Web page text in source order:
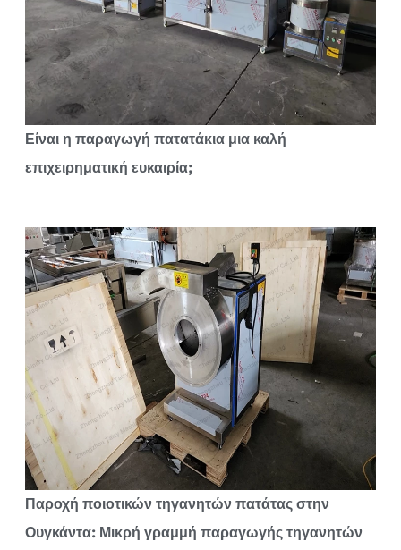
Είναι η παραγωγή πατατάκια μια καλή
επιχειρηματική ευκαιρία;
Παροχή ποιοτικών τηγανητών πατάτας στην
Ουγκάντα: Μικρή γραμμή παραγωγής τηγανητών